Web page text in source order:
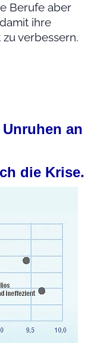
Berufe aber
ihre
verbessern.
an
die Krise.